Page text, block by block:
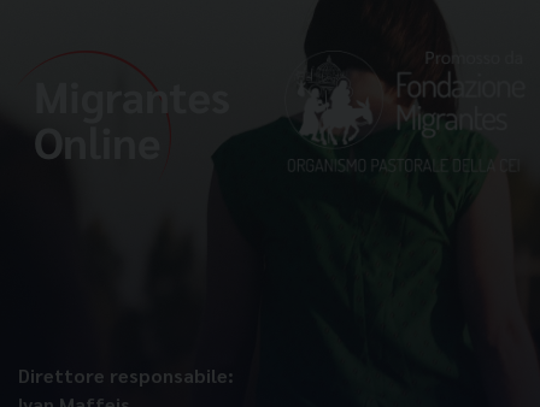
Direttore responsabile: